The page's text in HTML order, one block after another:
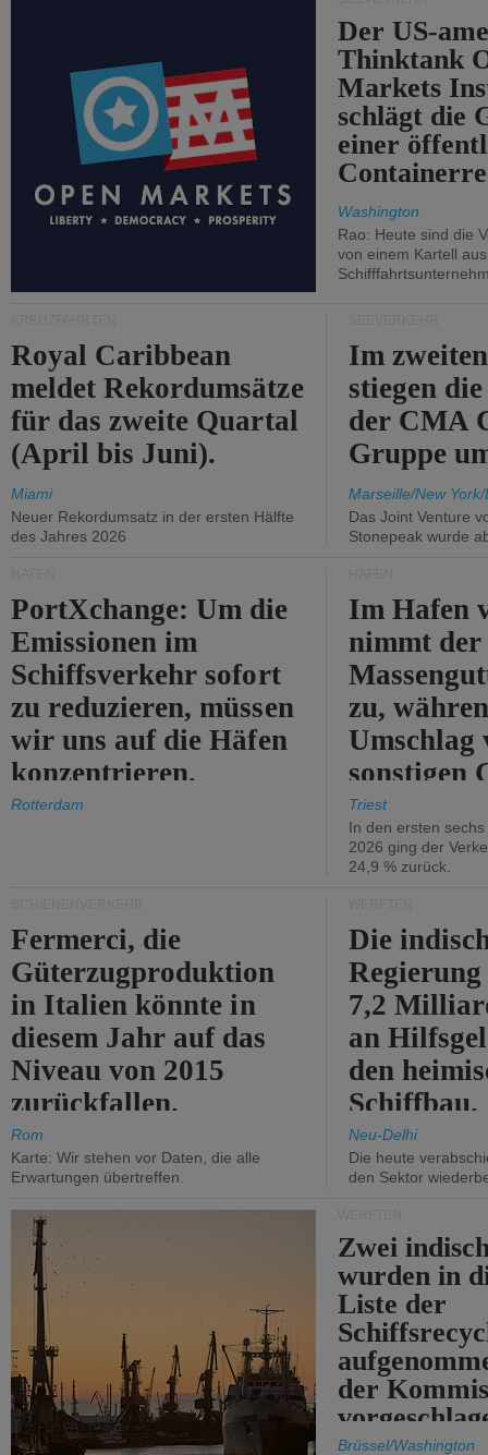
Der US-
Thinktank
Markets
schlägt die
einer
Washington
Rao: Heute sind die
von einem Kartell
Royal Caribbean
meldet Rekordumsätze
für das zweite Quartal
(April bis Juni).
Miami
Neuer Rekordumsatz in der ersten Hälfte
des Jahres 2026
Im
stiegen
der CMA
Gruppe
Marseille/New
Das Joint Venture
Stonepeak wurde
PortXchange: Um die
Emissionen im
Schiffsverkehr sofort
zu reduzieren, müssen
wir uns auf die Häfen
konzentrieren.
Rotterdam
Im Hafen
nimmt der
zu,
Umschlag
sonstigen
abnimmt.
Triest
In den ersten
2026 ging der
24,9 % zurück.
Fermerci, die
Güterzugproduktion
in Italien könnte in
diesem Jahr auf das
Niveau von 2015
zurückfallen.
Rom
Karte: Wir stehen vor Daten, die alle
Erwartungen übertreffen.
Die
7,2
an
den
Schiffbau.
Neu-Delhi
Die heute
den Sektor
Zwei
wurden in
Liste der
der
Brüssel/Washington